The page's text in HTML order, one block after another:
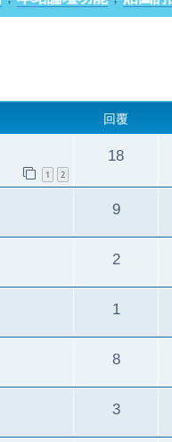
回覆
1 2
18
9
2
1
8
3